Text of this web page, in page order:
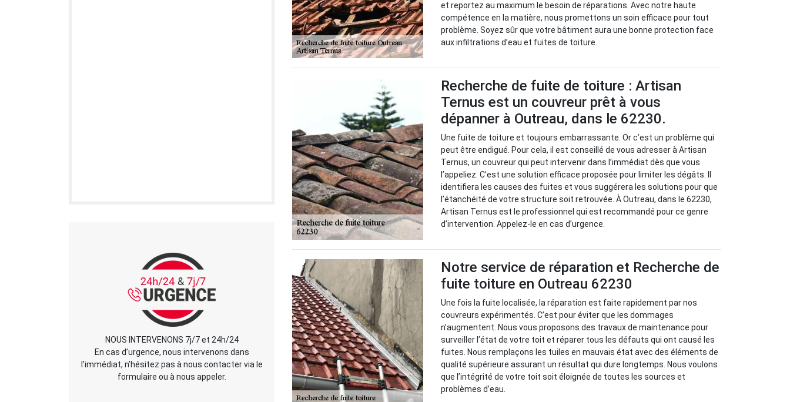
NOUS INTERVENONS 7j/7 et 24h/24
En cas d’urgence, nous intervenons dans
l’immédiat, n’hésitez pas à nous contacter via le
formulaire ou à nous appeler.
et reportez au maximum le besoin de réparations. Avec notre haute
compétence en la matière, nous promettons un soin efficace pour tout
problème. Soyez sûr que votre bâtiment aura une bonne protection face
aux infiltrations d’eau et fuites de toiture.
Recherche de fuite de toiture : Artisan
Ternus est un couvreur prêt à vous
dépanner à Outreau, dans le 62230.
Une fuite de toiture et toujours embarrassante. Or c’est un problème qui
peut être endigué. Pour cela, il est conseillé de vous adresser à Artisan
Ternus, un couvreur qui peut intervenir dans l’immédiat dès que vous
l’appeliez. C’est une solution efficace proposée pour limiter les dégâts. Il
identifiera les causes des fuites et vous suggérera les solutions pour que
l’étanchéité de votre structure soit retrouvée. À Outreau, dans le 62230,
Artisan Ternus est le professionnel qui est recommandé pour ce genre
d’intervention. Appelez-le en cas d’urgence.
Notre service de réparation et Recherche de
fuite toiture en Outreau 62230
Une fois la fuite localisée, la réparation est faite rapidement par nos
couvreurs expérimentés. C’est pour éviter que les dommages
n’augmentent. Nous vous proposons des travaux de maintenance pour
surveiller l’état de votre toit et réparer tous les défauts qui ont causé les
fuites. Nous remplaçons les tuiles en mauvais état avec des éléments de
qualité supérieure assurant un résultat qui dure longtemps. Nous voulons
que l’intégrité de votre toit soit éloignée de toutes les sources et
problèmes d’eau.